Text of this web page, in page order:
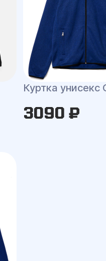
Куртка унисекс
3090 ₽